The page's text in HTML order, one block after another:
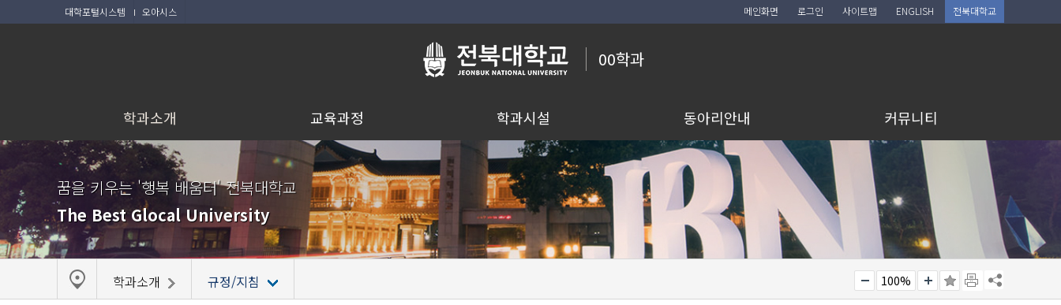
대학포털시스템 오아시스
00학과
메인화면 로그인 사이트맵 ENGLISH 전북대학교
학과소개 교육과정 학과시설 동아리안내 커뮤니티
꿈을 키우는 '행복 배움터' 전북대학교
The Best Glocal University
학과소개 규정/지침 100%